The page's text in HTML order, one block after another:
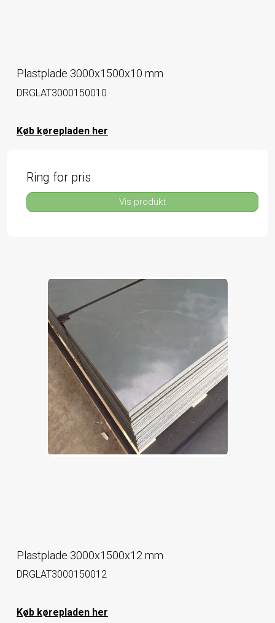
Plastplade 3000x1500x10 mm
DRGLAT3000150010
Køb kørepladen her
Ring for pris
Vis produkt
Plastplade 3000x1500x12 mm
DRGLAT3000150012
Køb kørepladen her